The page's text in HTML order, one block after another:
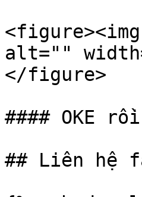
alt=""
</figure>
#### OKE
## Liên hệ